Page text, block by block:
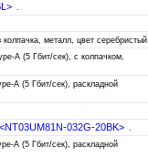
металл, цвет серебристый
A (5 Гбит/сек), с колпачком,
A (5 Гбит/сек), раскладной
032G-20BK>
A (5 Гбит/сек), раскладной